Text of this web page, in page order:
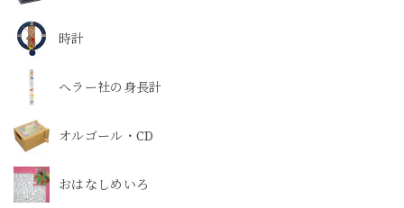
時計
ヘラー社の身長計
オルゴール・CD
おはなしめいろ